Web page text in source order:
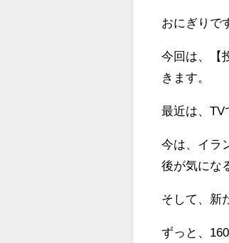
おにぎりで
今回は、【
きます。
最近は、TV
今は、イラ
後が気にな
そして、新
ずっと、